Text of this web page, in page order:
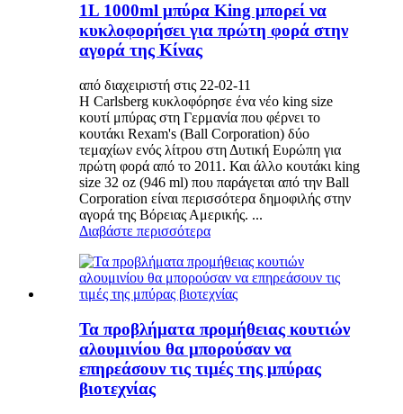
1L 1000ml μπύρα King μπορεί να
κυκλοφορήσει για πρώτη φορά στην
αγορά της Κίνας
από διαχειριστή στις 22-02-11
Η Carlsberg κυκλοφόρησε ένα νέο king size
κουτί μπύρας στη Γερμανία που φέρνει το
κουτάκι Rexam's (Ball Corporation) δύο
τεμαχίων ενός λίτρου στη Δυτική Ευρώπη για
πρώτη φορά από το 2011. Και άλλο κουτάκι king
size 32 oz (946 ml) που παράγεται από την Ball
Corporation είναι περισσότερα δημοφιλής στην
αγορά της Βόρειας Αμερικής. ...
Διαβάστε περισσότερα
Τα προβλήματα προμήθειας κουτιών
αλουμινίου θα μπορούσαν να
επηρεάσουν τις τιμές της μπύρας
βιοτεχνίας